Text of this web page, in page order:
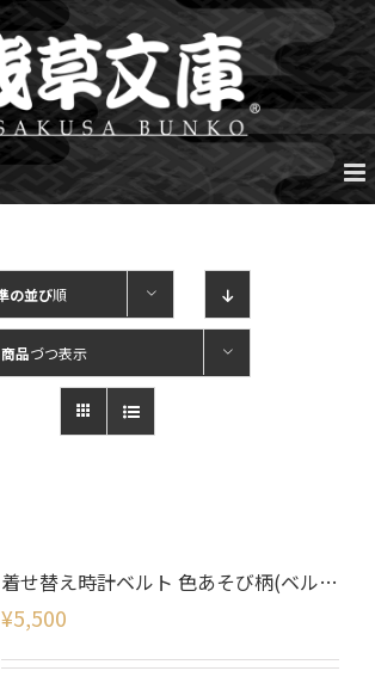
の並び順
品づつ表示
着せ替え時計ベルト 色あそび柄(ベルトのみ)
¥5,500